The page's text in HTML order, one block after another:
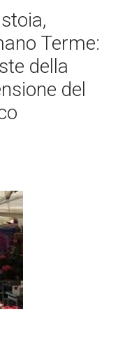
Terme:
della
del